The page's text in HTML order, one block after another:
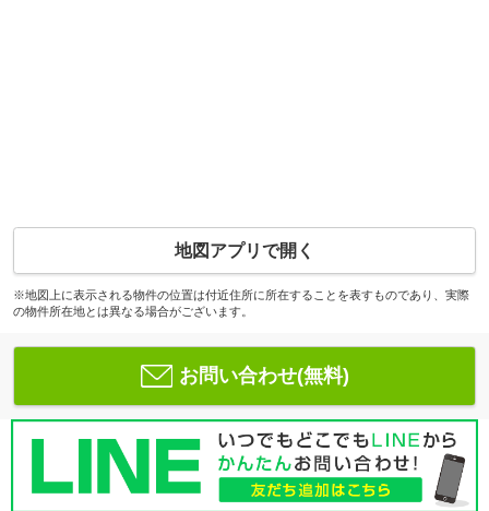
地図アプリで開く
※地図上に表示される物件の位置は付近住所に所在することを表すものであり、実際
の物件所在地とは異なる場合がございます。
お問い合わせ(無料)